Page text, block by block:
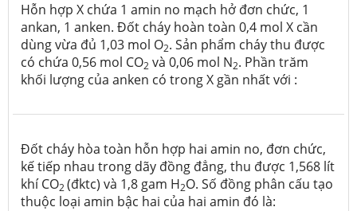
Hỗn hợp X chứa 1 amin no mạch hở đơn chức, 1
ankan, 1 anken. Đốt cháy hoàn toàn 0,4 mol X cần
dùng vừa đủ 1,03 mol O2. Sản phẩm cháy thu được
có chứa 0,56 mol CO2 và 0,06 mol N2. Phần trăm
khối lượng của anken có trong X gần nhất với :
Đốt cháy hòa toàn hỗn hợp hai amin no, đơn chức,
kế tiếp nhau trong dãy đồng đẳng, thu được 1,568 lít
khí CO2(đktc) và 1,8 gam H2O. Số đồng phân cấu tạo
thuộc loại amin bậc hai của hai amin đó là: